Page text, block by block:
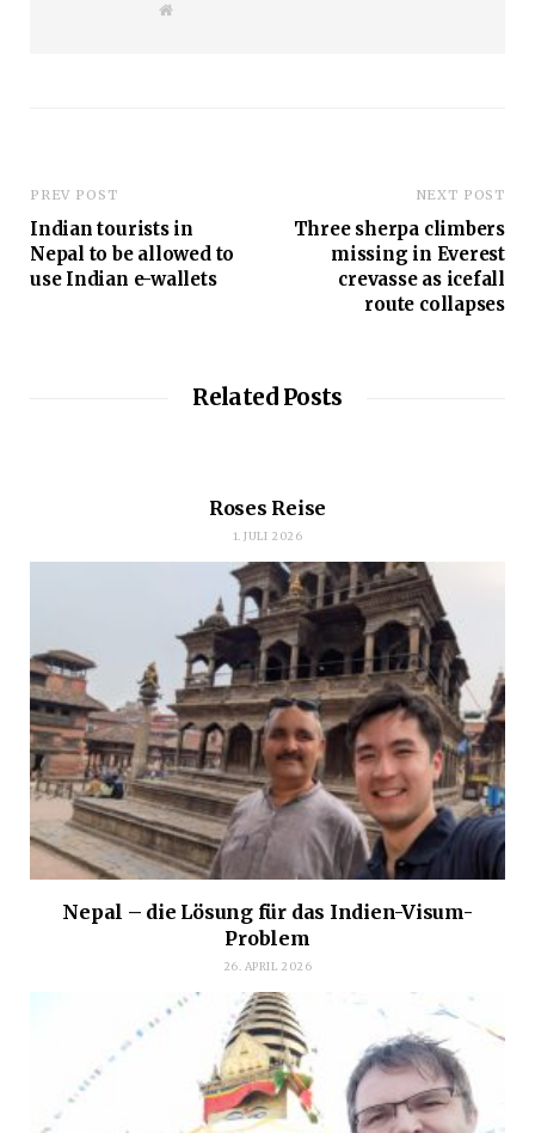
W
PREV POST
Indian tourists in
Nepal to be allowed to
use Indian e-wallets
NEXT POST
Three sherpa climbers
missing in Everest
crevasse as icefall
route collapses
Related Posts
Roses Reise
1. JULI 2026
Nepal – die Lösung für das Indien-Visum-
Problem
26. APRIL 2026